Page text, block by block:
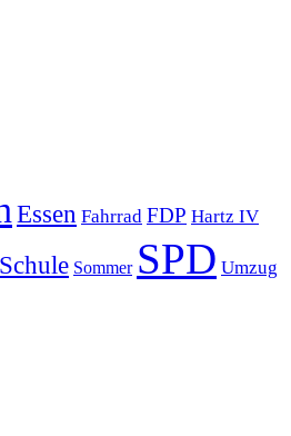
Essen Fahrrad FDP Hartz IV
Schule Sommer SPD Umzug